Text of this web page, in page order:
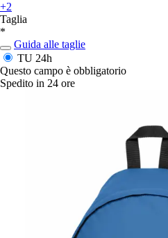
+2
Taglia
*
Guida alle taglie
TU 24h
Questo campo è obbligatorio
Spedito in 24 ore